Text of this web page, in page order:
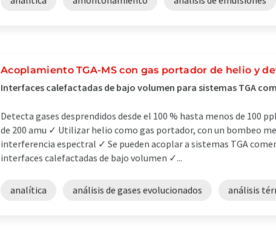
Acoplamiento TGA-MS con gas portador de helio y
Interfaces calefactadas de bajo volumen para sistemas TGA
Detecta gases desprendidos desde el 100 % hasta menos de 100
de 200 amu ✓ Utilizar helio como gas portador, con un bombeo
interferencia espectral ✓ Se pueden acoplar a sistemas TGA
interfaces calefactadas de bajo volumen ✓...
analítica análisis de gases evolucionados análisis